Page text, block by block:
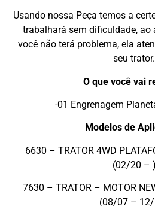
Usando nossa Peça temos a
trabalhará sem dificuldade,
você não terá problema, ela
seu trator.
O que você vai
-01 Engrenagem
Modelos de
6630 – TRATOR 4WD
(02/20 – )
7630 – TRATOR – MOTOR
(08/07 –